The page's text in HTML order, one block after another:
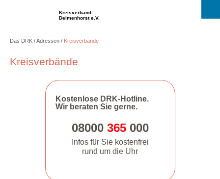
Kreisverband
Delmenhorst e.V.
Das DRK Adressen Kreisverbände
Kreisverbände
Kostenlose DRK-Hotline.
Wir beraten Sie gerne.
08000 365000
Infos für Sie kostenfrei
rund um die Uhr